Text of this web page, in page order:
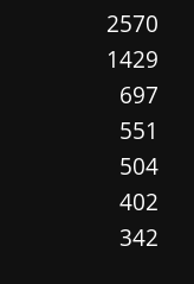
2570
1429
697
551
504
402
342